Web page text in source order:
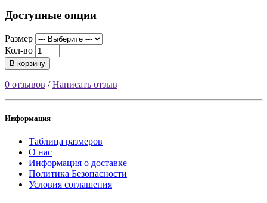
Доступные опции
Размер
Кол-во
В корзину
0 отзывов /Написать отзыв
Информация
Таблица размеров
О нас
Информация о доставке
Политика Безопасности
Условия соглашения